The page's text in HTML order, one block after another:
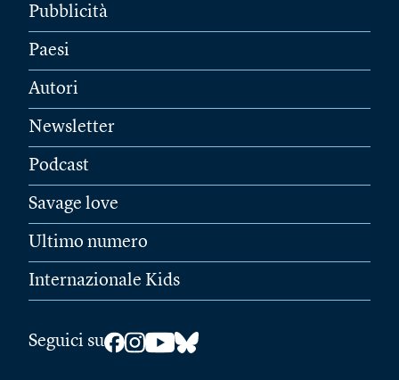
Pubblicità
Paesi
Autori
Newsletter
Podcast
Savage love
Ultimo numero
Internazionale Kids
Seguici su